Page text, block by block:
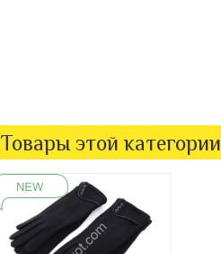
Товары этой категории